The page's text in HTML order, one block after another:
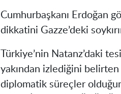
Cumhurbaşkanı Erdoğan
dikkatini Gazze’deki
Türkiye’nin Natanz’daki
yakından izlediğini belirten
diplomatik süreçler